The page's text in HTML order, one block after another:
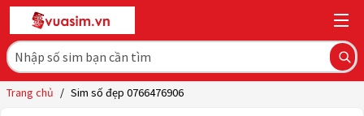
Trang chủ / Sim số đẹp 0766476906